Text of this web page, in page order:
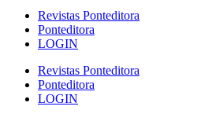
Revistas Ponteditora
Ponteditora
LOGIN
Revistas Ponteditora
Ponteditora
LOGIN